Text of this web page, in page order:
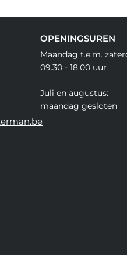
OPENINGSUREN
Maandag t.e.m.
09.30 - 18.00 uur
Juli en augustus:
maandag gesloten